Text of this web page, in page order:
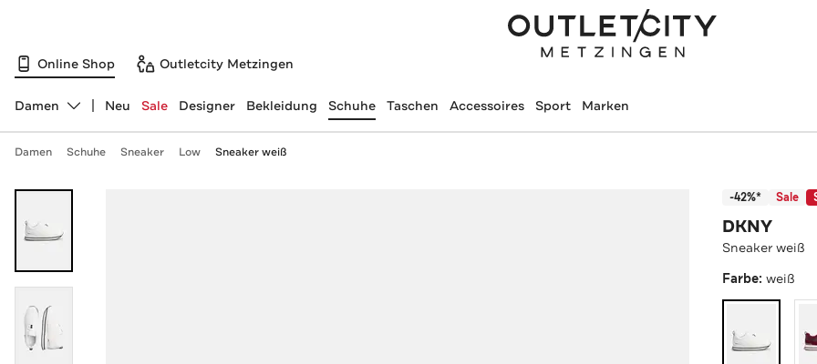
Online Shop Outletcity Metzingen
Abteilung ändern, ausgewählt:
Damen Neu Sale Designer Bekleidung Schuhe Taschen Accessoires Sport Marken
Damen Schuhe Sneaker Low Sneaker weiß
-42%* Sale
DKNY
Sneaker weiß
Farbe:weiß